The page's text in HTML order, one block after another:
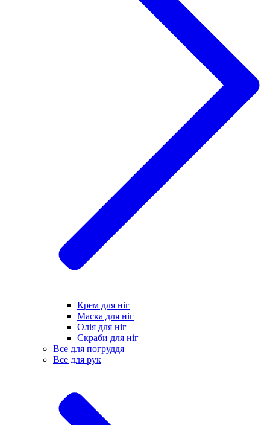
Крем для ніг
Маска для ніг
Олія для ніг
Скраби для ніг
Все для погруддя
Все для рук